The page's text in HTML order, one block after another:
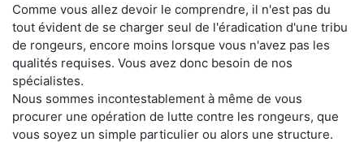
Comme vous allez devoir le comprendre, il n'est pas du
tout évident de se charger seul de l'éradication d'une tribu
de rongeurs, encore moins lorsque vous n'avez pas les
qualités requises. Vous avez donc besoin de nos
spécialistes.
Nous sommes incontestablement à même de vous
procurer une opération de lutte contre les rongeurs, que
vous soyez un simple particulier ou alors une structure.